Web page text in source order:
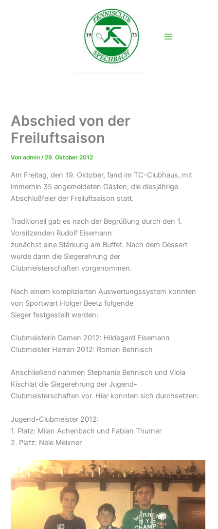
Abschied von der
Freiluftsaison
Vonadmin/29. Oktober 2012
Am Freitag, den 19. Oktober, fand im TC-Clubhaus, mit
immerhin 35 angemeldeten Gästen, die diesjährige
Abschlußfeier der Freiluftsaison statt.
Traditionell gab es nach der Begrüßung durch den 1.
Vorsitzenden Rudolf Eisemann
zunächst eine Stärkung am Buffet. Nach dem Dessert
wurde dann die Siegerehrung der
Clubmeisterschaften vorgenommen.
Nach einem komplizierten Auswertungssystem konnten
von Sportwart Holger Beetz folgende
Sieger festgestellt werden:
Clubmeisterin Damen 2012: Hildegard Eisemann
Clubmeister Herren 2012: Roman Behnisch
Anschließend nahmen Stephanie Behnisch und Viola
Kischlat die Siegerehrung der Jugend-
Clubmeisterschaften vor. Hier konnten sich durchsetzen:
Jugend-Clubmeister 2012:
1. Platz: Milan Achenbach und Fabian Thurner
2. Platz: Nele Meixner